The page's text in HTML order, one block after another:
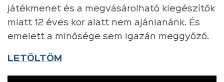
játékmenet és a megvásárolható kiegészítők
miatt 12 éves kor alatt nem ajánlanánk. És
emelett a minősége sem igazán meggyőző.
LETÖLTÖM